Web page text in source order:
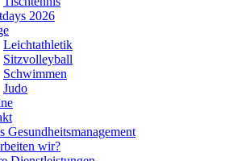
2026
Leichtathletik
Sitzvolleyball
Schwimmen
Judo
Gesundheits­management
wir?